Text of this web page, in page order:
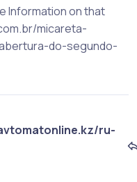
Information on that
micareta-
do-segundo-
ru-